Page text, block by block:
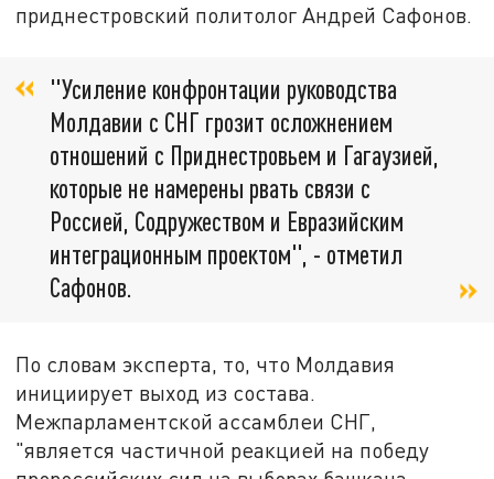
приднестровский политолог Андрей Сафонов.
"Усиление конфронтации руководства
Молдавии с СНГ грозит осложнением
отношений с Приднестровьем и Гагаузией,
которые не намерены рвать связи с
Россией, Содружеством и Евразийским
интеграционным проектом", - отметил
Сафонов.
По словам эксперта, то, что Молдавия
инициирует выход из состава.
Межпарламентской ассамблеи СНГ,
"является частичной реакцией на победу